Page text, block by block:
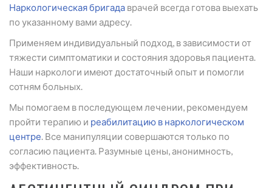
Наркологическая бригада врачей всегда готова выехать
по указанному вами адресу.
Применяем индивидуальный подход, в зависимости от
тяжести симптоматики и состояния здоровья пациента.
Наши наркологи имеют достаточный опыт и помогли
сотням больных.
Мы помогаем в последующем лечении, рекомендуем
пройти терапию и реабилитацию в наркологическом
центре. Все манипуляции совершаются только по
согласию пациента. Разумные цены, анонимность,
эффективность.